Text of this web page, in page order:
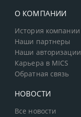
О КОМПАНИИ
История компании
Наши партнеры
Наши авторизации
Карьера в MICS
Обратная связь
НОВОСТИ
Все новости